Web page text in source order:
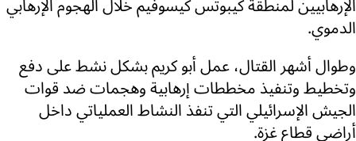
الدموي.
وطوال أشهر القتال، عمل أبو كريم بشكل نشط على دفع
وتخطيط وتنفيذ مخططات إرهابية وهجمات ضد قوات
الجيش الإسرائيلي التي تنفذ النشاط العملياتي داخل
أراضي قطاع غزة.